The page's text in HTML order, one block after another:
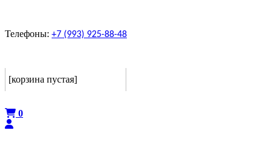
Телефоны: +7 (993) 925-88-48
[корзина пустая]
0